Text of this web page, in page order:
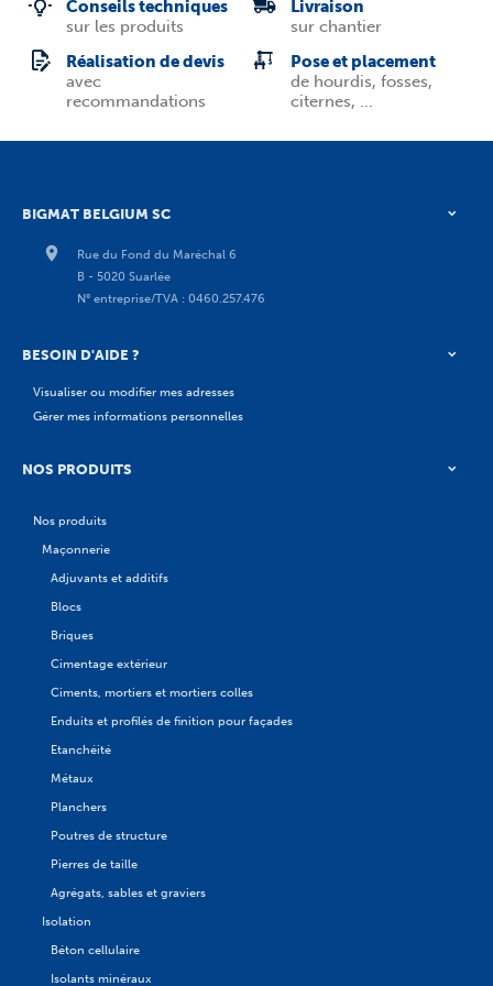
Conseils techniques
sur les produits
Livraison
sur chantier
Réalisation de devis
avec
recommandations
Pose et placement
de hourdis, fosses,
citernes, ...
BIGMAT BELGIUM SC
Rue du Fond du Maréchal 6
B - 5020 Suarlée
N° entreprise/TVA : 0460.257.476
BESOIN D'AIDE ?
Visualiser ou modifier mes adresses
Gérer mes informations personnelles
NOS PRODUITS
Nos produits
Maçonnerie
Adjuvants et additifs
Blocs
Briques
Cimentage extérieur
Ciments, mortiers et mortiers colles
Enduits et profilés de finition pour façades
Etanchéité
Métaux
Planchers
Poutres de structure
Pierres de taille
Agrégats, sables et graviers
Isolation
Béton cellulaire
Isolants minéraux